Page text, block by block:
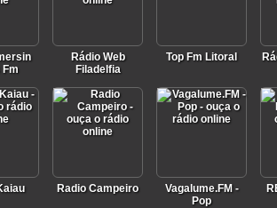
Fm
Rádio Web
Filadelfia
Top Fm Litoral
Radio Campeiro
Vagalume.FM -
Pop